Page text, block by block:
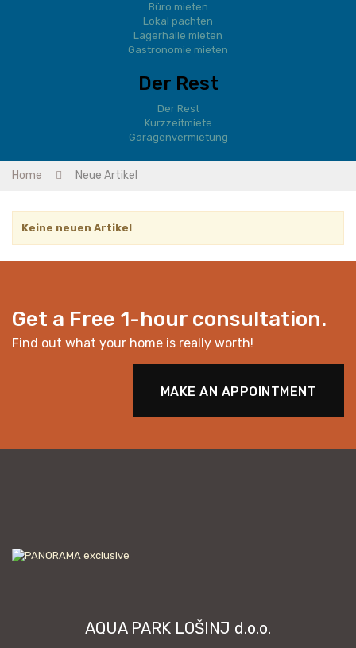
Büro mieten
Lokal pachten
Lagerhalle mieten
Gastronomie mieten
Der Rest
Der Rest
Kurzzeitmiete
Garagenvermietung
Home Neue Artikel
Keine neuen Artikel
Get a Free 1-hour consultation.
Find out what your home is really worth!
MAKE AN APPOINTMENT
AQUA PARK LOŠINJ d.o.o.